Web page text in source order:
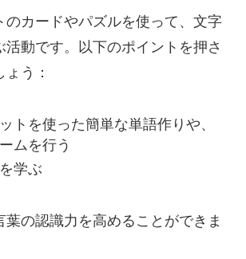
のカードやパズルを使って、文字
活動です。以下のポイントを押さ
う：
トを使った簡単な単語作りや、
ムを行う
学ぶ
葉の認識力を高めることができま